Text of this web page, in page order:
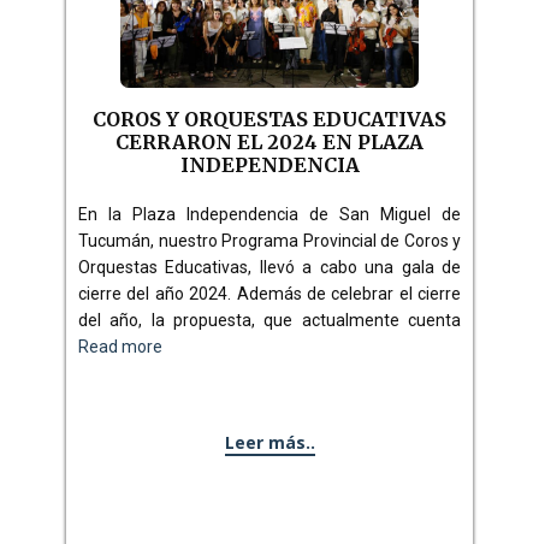
COROS Y ORQUESTAS EDUCATIVAS
CERRARON EL 2024 EN PLAZA
INDEPENDENCIA
En la Plaza Independencia de San Miguel de
Tucumán, nuestro Programa Provincial de Coros y
Orquestas Educativas, llevó a cabo una gala de
cierre del año 2024. Además de celebrar el cierre
del año, la propuesta, que actualmente cuenta
Read more
Leer más..